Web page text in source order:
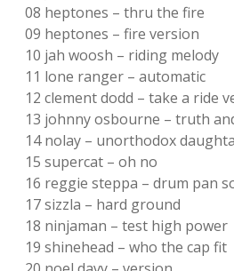
08 heptones – thru the fire
09 heptones – fire version
10 jah woosh – riding melody
11 lone ranger – automatic
12 clement dodd – take a ride
13 johnny osbourne – truth
14 nolay – unorthodox daughta
15 supercat – oh no
16 reggie steppa – drum pan
17 sizzla – hard ground
18 ninjaman – test high power
19 shinehead – who the cap fit